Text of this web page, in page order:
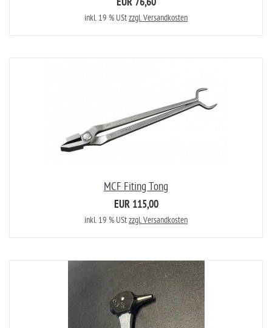
EUR 76,60
inkl. 19 % UStzzgl. Versandkosten
MCF Fiting Tong
EUR 115,00
inkl. 19 % UStzzgl. Versandkosten